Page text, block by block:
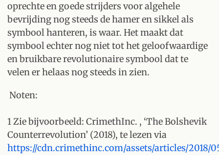
oprechte en goede strijders voor algehele
bevrijding nog steeds de hamer en sikkel als
symbool hanteren, is waar. Het maakt dat
symbool echter nog niet tot het geloofwaardige
en bruikbare revolutionaire symbool dat te
velen er helaas nog steeds in zien.
Noten:
1 Zie bijvoorbeeld: CrimethInc. , ‘The Bolshevik
Counterrevolution’ (2018), te lezen via
https://cdn.crimethinc.com/assets/articles/2018/